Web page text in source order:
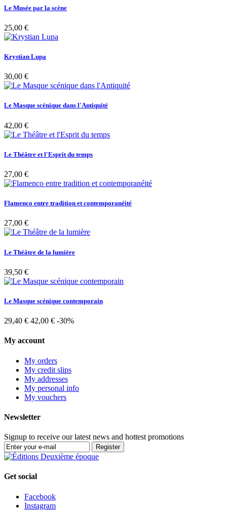
Le Musée par la scène
25,00 €
Krystian Lupa
30,00 €
Le Masque scénique dans l'Antiquité
42,00 €
Le Théâtre et l'Esprit du temps
27,00 €
Flamenco entre tradition et contemporanéité
27,00 €
Le Théâtre de la lumière
39,50 €
Le Masque scénique contemporain
29,40 € 42,00 € -30%
My account
My orders
My credit slips
My addresses
My personal info
My vouchers
Newsletter
Signup to receive our latest news and hottest promotions
Register
Get social
Facebook
Instagram